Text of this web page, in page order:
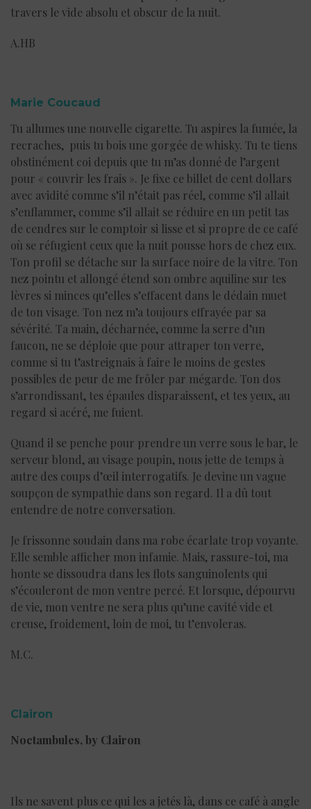
travers le vide absolu et obscur de la nuit.
A.HB
Marie Coucaud
Tu allumes une nouvelle cigarette. Tu aspires la fumée, la
recraches, puis tu bois une gorgée de whisky. Tu te tiens
obstinément coi depuis que tu m’as donné de l’argent
pour « couvrir les frais ». Je fixe ce billet de cent dollars
avec avidité comme s’il n’était pas réel, comme s’il allait
s’enflammer, comme s’il allait se réduire en un petit tas
de cendres sur le comptoir si lisse et si propre de ce café
où se réfugient ceux que la nuit pousse hors de chez eux.
Ton profil se détache sur la surface noire de la vitre. Ton
nez pointu et allongé étend son ombre aquiline sur tes
lèvres si minces qu’elles s’effacent dans le dédain muet
de ton visage. Ton nez m’a toujours effrayée par sa
sévérité. Ta main, décharnée, comme la serre d’un
faucon, ne se déploie que pour attraper ton verre,
comme si tu t’astreignais à faire le moins de gestes
possibles de peur de me frôler par mégarde. Ton dos
s’arrondissant, tes épaules disparaissent, et tes yeux, au
regard si acéré, me fuient.
Quand il se penche pour prendre un verre sous le bar, le
serveur blond, au visage poupin, nous jette de temps à
autre des coups d’œil interrogatifs. Je devine un vague
soupçon de sympathie dans son regard. Il a dû tout
entendre de notre conversation.
Je frissonne soudain dans ma robe écarlate trop voyante.
Elle semble afficher mon infamie. Mais, rassure-toi, ma
honte se dissoudra dans les flots sanguinolents qui
s’écouleront de mon ventre percé. Et lorsque, dépourvu
de vie, mon ventre ne sera plus qu’une cavité vide et
creuse, froidement, loin de moi, tu t’envoleras.
M.C.
Clairon
Noctambules, by Clairon
Ils ne savent plus ce qui les a jetés là, dans ce café à angle